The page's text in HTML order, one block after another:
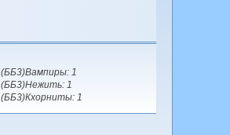
(ББ3)Вампиры: 1
(ББ3)Нежить: 1
(ББ3)Кхорниты: 1